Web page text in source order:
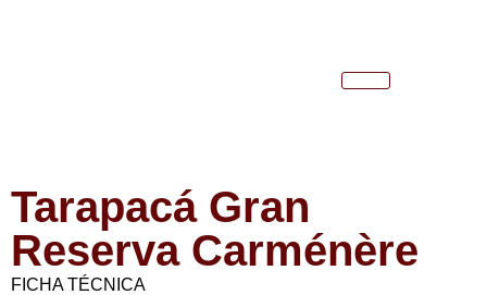
Tarapacá Gran
Reserva Carménère
FICHA TÉCNICA